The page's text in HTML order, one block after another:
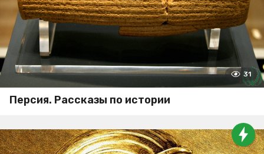
31
Персия. Рассказы по истории